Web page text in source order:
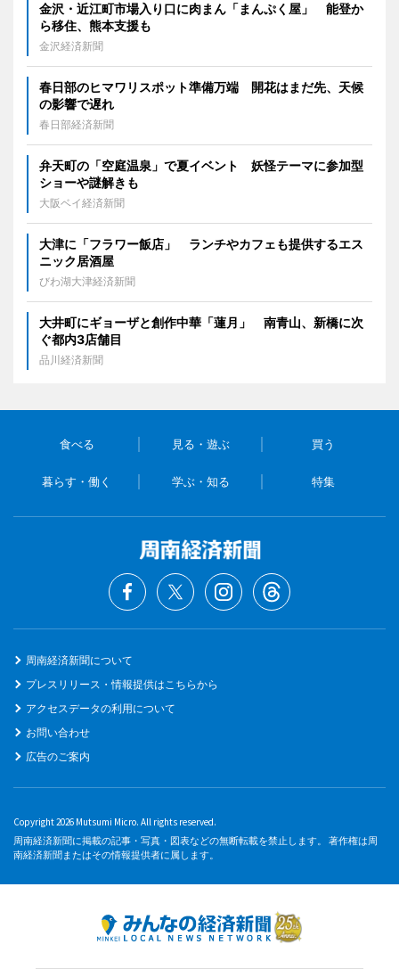
金沢・近江町市場入り口に肉まん「まんぷく屋」 能登か
ら移住、熊本支援も
金沢経済新聞
春日部のヒマワリスポット準備万端 開花はまだ先、天候
の影響で遅れ
春日部経済新聞
弁天町の「空庭温泉」で夏イベント 妖怪テーマに参加型
ショーや謎解きも
大阪ベイ経済新聞
大津に「フラワー飯店」 ランチやカフェも提供するエス
ニック居酒屋
びわ湖大津経済新聞
大井町にギョーザと創作中華「蓮月」 南青山、新橋に次
ぐ都内3店舗目
品川経済新聞
食べる 見る・遊ぶ 買う
暮らす・働く 学ぶ・知る 特集
周南経済新聞について
プレスリリース・情報提供はこちらから
アクセスデータの利用について
お問い合わせ
広告のご案内
Copyright 2026 Mutsumi Micro. All rights reserved.
周南経済新聞に掲載の記事・写真・図表などの無断転載を禁止します。 著作権は周
南経済新聞またはその情報提供者に属します。